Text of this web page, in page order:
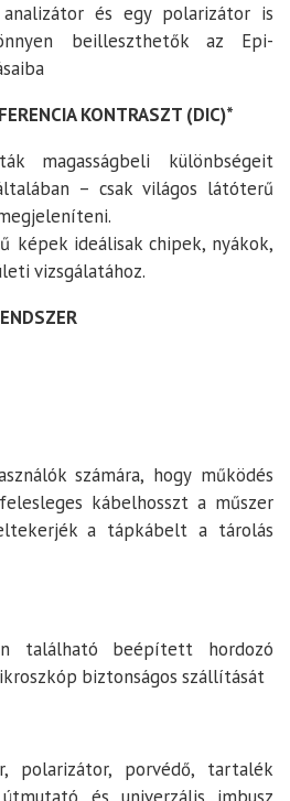
és egy polarizátor is
beilleszthetők az Epi-
KONTRASZT (DIC)*
magasságbeli különbségeit
– csak világos látóterű
képek ideálisak chipek, nyákok,
vizsgálatához.
számára, hogy működés
kábelhosszt a műszer
a tápkábelt a tárolás
található beépített hordozó
biztonságos szállítását
polarizátor, porvédő, tartalék